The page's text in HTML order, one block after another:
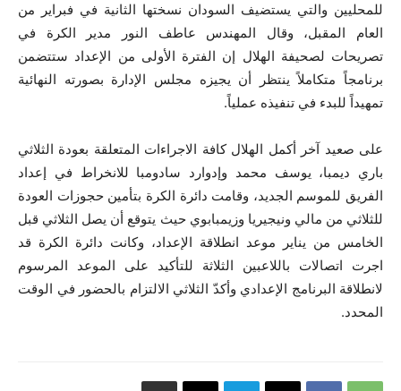
للمحليين والتي يستضيف السودان نسختها الثانية في فبراير من
العام المقبل، وقال المهندس عاطف النور مدير الكرة في
تصريحات لصحيفة الهلال إن الفترة الأولى من الإعداد ستتضمن
برنامجاً متكاملاً ينتظر أن يجيزه مجلس الإدارة بصورته النهائية
تمهيداً للبدء في تنفيذه عملياً.
على صعيد آخر أكمل الهلال كافة الاجراءات المتعلقة بعودة الثلاثي
باري ديمبا، يوسف محمد وإدوارد سادومبا للانخراط في إعداد
الفريق للموسم الجديد، وقامت دائرة الكرة بتأمين حجوزات العودة
للثلاثي من مالي ونيجيريا وزيمبابوي حيث يتوقع أن يصل الثلاثي قبل
الخامس من يناير موعد انطلاقة الإعداد، وكانت دائرة الكرة قد
اجرت اتصالات باللاعبين الثلاثة للتأكيد على الموعد المرسوم
لانطلاقة البرنامج الإعدادي وأكدّ الثلاثي الالتزام بالحضور في الوقت
المحدد.